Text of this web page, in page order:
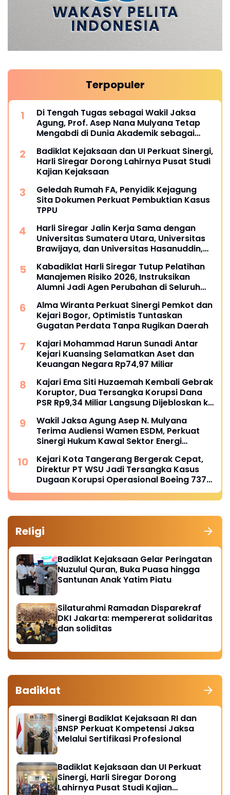
Terpopuler
Di Tengah Tugas sebagai Wakil Jaksa
Agung, Prof. Asep Nana Mulyana Tetap
Mengabdi di Dunia Akademik sebagai
Badiklat Kejaksaan dan UI Perkuat Sinergi,
Harli Siregar Dorong Lahirnya Pusat Studi
Kajian Kejaksaan
Geledah Rumah FA, Penyidik Kejagung
Sita Dokumen Perkuat Pembuktian Kasus
TPPU
Harli Siregar Jalin Kerja Sama dengan
Universitas Sumatera Utara, Universitas
Brawijaya, dan Universitas Hasanuddin,
Tempuh Pendidikan Doktor (S3) Hukum
Kabadiklat Harli Siregar Tutup Pelatihan
Manajemen Risiko 2026, Instruksikan
Alumni Jadi Agen Perubahan di Seluruh
Alma Wiranta Perkuat Sinergi Pemkot dan
Kejari Bogor, Optimistis Tuntaskan
Gugatan Perdata Tanpa Rugikan Daerah
Kajari Mohammad Harun Sunadi Antar
Kejari Kuansing Selamatkan Aset dan
Keuangan Negara Rp74,97 Miliar
Kajari Ema Siti Huzaemah Kembali Gebrak
Koruptor, Dua Tersangka Korupsi Dana
PSR Rp9,34 Miliar Langsung Dijebloskan ke
Wakil Jaksa Agung Asep N. Mulyana
Terima Audiensi Wamen ESDM, Perkuat
Sinergi Hukum Kawal Sektor Energi
Kejari Kota Tangerang Bergerak Cepat,
Direktur PT WSU Jadi Tersangka Kasus
Dugaan Korupsi Operasional Boeing 737-
300
Religi
Badiklat Kejaksaan Gelar Peringatan
Nuzulul Quran, Buka Puasa hingga
Santunan Anak Yatim Piatu
Silaturahmi Ramadan Disparekraf
DKI Jakarta: mempererat solidaritas
dan soliditas
Badiklat
Sinergi Badiklat Kejaksaan RI dan
BNSP Perkuat Kompetensi Jaksa
Melalui Sertifikasi Profesional
Badiklat Kejaksaan dan UI Perkuat
Sinergi, Harli Siregar Dorong
Lahirnya Pusat Studi Kajian